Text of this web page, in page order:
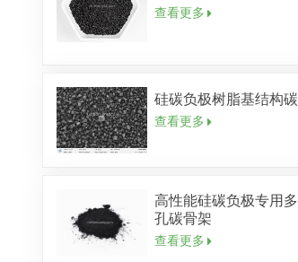
查看更多
硅碳负极树脂基结构碳
查看更多
高性能硅碳负极专用多
孔碳骨架
查看更多